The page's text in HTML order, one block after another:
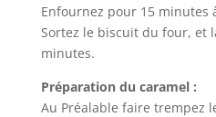
Enfournez pour 15 minutes
Sortez le biscuit du four, et
minutes.
Préparation du caramel :
Au Préalable faire trempez